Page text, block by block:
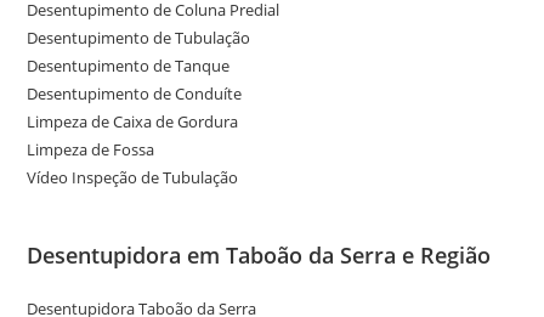
Desentupimento de Coluna Predial
Desentupimento de Tubulação
Desentupimento de Tanque
Desentupimento de Conduíte
Limpeza de Caixa de Gordura
Limpeza de Fossa
Vídeo Inspeção de Tubulação
Desentupidora em Taboão da Serra e Região
Desentupidora Taboão da Serra